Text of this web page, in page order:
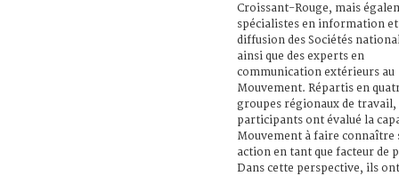
Croissant-Rouge, mais
spécialistes en information et
diffusion des Sociétés
ainsi que des experts en
communication extérieurs au
Mouvement. Répartis en
groupes régionaux de travail,
participants ont évalué la
Mouvement à faire connaître
action en tant que facteur de
Dans cette perspective, ils